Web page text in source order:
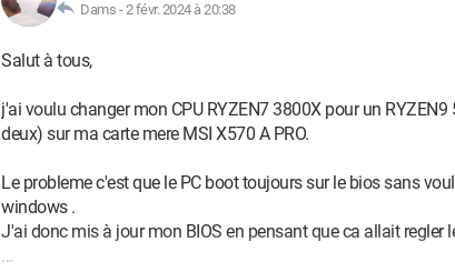
Dams -2 févr. 2024 à 20:38
Salut à tous,
j'ai voulu changer mon CPU RYZEN7 3800X pour un
deux) sur ma carte mere MSI X570 A PRO.
Le probleme c'est que le PC boot toujours sur le bios sans
windows .
J'ai donc mis à jour mon BIOS en pensant que ca allait regler
...